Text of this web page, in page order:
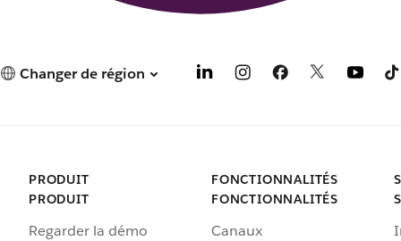
Changer de région
PRODUIT
PRODUIT
Regarder la démo
FONCTIONNALITÉS
FONCTIONNALITÉS
Canaux